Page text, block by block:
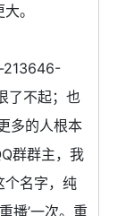
。
了不起；也
多的人根本
群群主，我
个名字，纯
播’一次。重